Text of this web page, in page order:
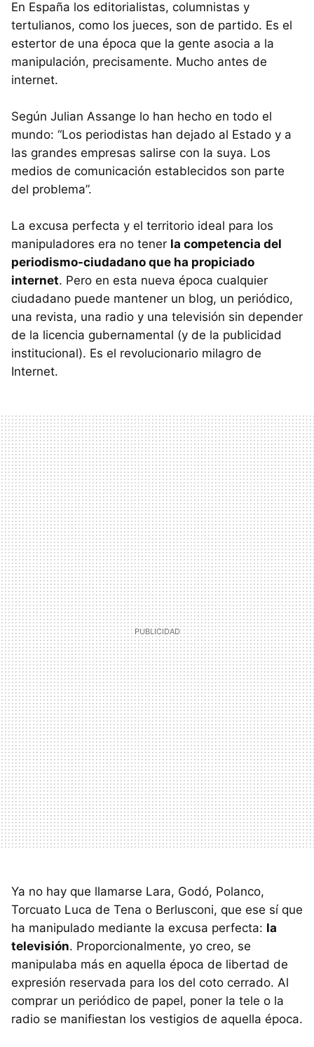
En España los editorialistas, columnistas y
tertulianos, como los jueces, son de partido. Es el
estertor de una época que la gente asocia a la
manipulación, precisamente. Mucho antes de
internet.
Según Julian Assange lo han hecho en todo el
mundo: “Los periodistas han dejado al Estado y a
las grandes empresas salirse con la suya. Los
medios de comunicación establecidos son parte
del problema”.
La excusa perfecta y el territorio ideal para los
manipuladores era no tener la competencia del
periodismo-ciudadano que ha propiciado
internet. Pero en esta nueva época cualquier
ciudadano puede mantener un blog, un periódico,
una revista, una radio y una televisión sin depender
de la licencia gubernamental (y de la publicidad
institucional). Es el revolucionario milagro de
Internet.
Ya no hay que llamarse Lara, Godó, Polanco,
Torcuato Luca de Tena o Berlusconi, que ese sí que
ha manipulado mediante la excusa perfecta: la
televisión. Proporcionalmente, yo creo, se
manipulaba más en aquella época de libertad de
expresión reservada para los del coto cerrado. Al
comprar un periódico de papel, poner la tele o la
radio se manifiestan los vestigios de aquella época.